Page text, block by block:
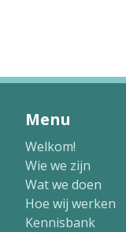
Menu
Welkom!
Wie we zijn
Wat we doen
Hoe wij werken
Kennisbank